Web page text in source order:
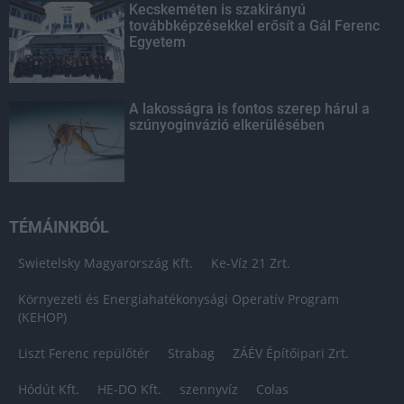
Kecskeméten is szakirányú
továbbképzésekkel erősít a Gál Ferenc
Egyetem
A lakosságra is fontos szerep hárul a
szúnyoginvázió elkerülésében
TÉMÁINKBÓL
Swietelsky Magyarország Kft. Ke-Víz 21 Zrt.
Környezeti és Energiahatékonysági Operatív Program
(KEHOP)
Liszt Ferenc repülőtér Strabag ZÁÉV Építőipari Zrt.
Hódút Kft. HE-DO Kft. szennyvíz Colas